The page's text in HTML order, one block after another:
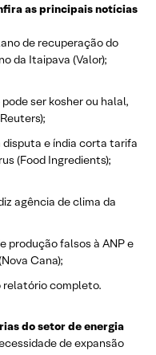
as principais notícias
de recuperação do
da Itaipava (Valor);
ser kosher ou halal,
disputa e índia corta tarifa
(Food Ingredients);
agência de clima da
produção falsos à ANP e
Cana);
relatório completo.
do setor de energia
de expansão